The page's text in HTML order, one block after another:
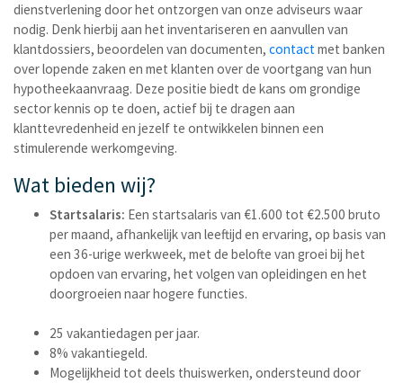
dienstverlening door het ontzorgen van onze adviseurs waar
nodig. Denk hierbij aan het inventariseren en aanvullen van
klantdossiers, beoordelen van documenten, contactmet banken
over lopende zaken en met klanten over de voortgang van hun
hypotheekaanvraag. Deze positie biedt de kans om grondige
sector kennis op te doen, actief bij te dragen aan
klanttevredenheid en jezelf te ontwikkelen binnen een
stimulerende werkomgeving.
Wat bieden wij?
Startsalaris: Een startsalaris van €1.600 tot €2.500 bruto
per maand, afhankelijk van leeftijd en ervaring, op basis van
een 36-urige werkweek, met de belofte van groei bij het
opdoen van ervaring, het volgen van opleidingen en het
doorgroeien naar hogere functies.
25 vakantiedagen per jaar.
8% vakantiegeld.
Mogelijkheid tot deels thuiswerken, ondersteund door